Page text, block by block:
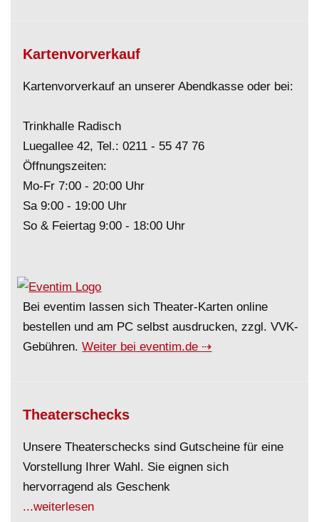
Kartenvorverkauf
Kartenvorverkauf an unserer Abendkasse oder bei:
Trinkhalle Radisch
Luegallee 42, Tel.:0211 - 55 47 76
Öffnungszeiten:
Mo-Fr 7:00 - 20:00 Uhr
Sa 9:00 - 19:00 Uhr
So & Feiertag 9:00 - 18:00 Uhr
Bei eventim lassen sich Theater-Karten online
bestellen und am PC selbst ausdrucken, zzgl. VVK-
Gebühren.Weiter bei eventim.de ⇢
Theaterschecks
Unsere Theaterschecks sind Gutscheine für eine
Vorstellung Ihrer Wahl. Sie eignen sich
hervorragend als Geschenk
...weiterlesen